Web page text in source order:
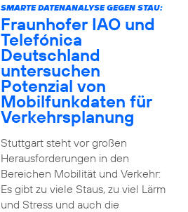
SMARTE DATENANALYSE GEGEN STAU:
Fraunhofer IAO und
Telefónica
Deutschland
untersuchen
Potenzial von
Mobilfunkdaten für
Verkehrsplanung
Stuttgart steht vor großen
Herausforderungen in den
Bereichen Mobilität und Verkehr:
Es gibt zu viele Staus, zu viel Lärm
und Stress und auch die